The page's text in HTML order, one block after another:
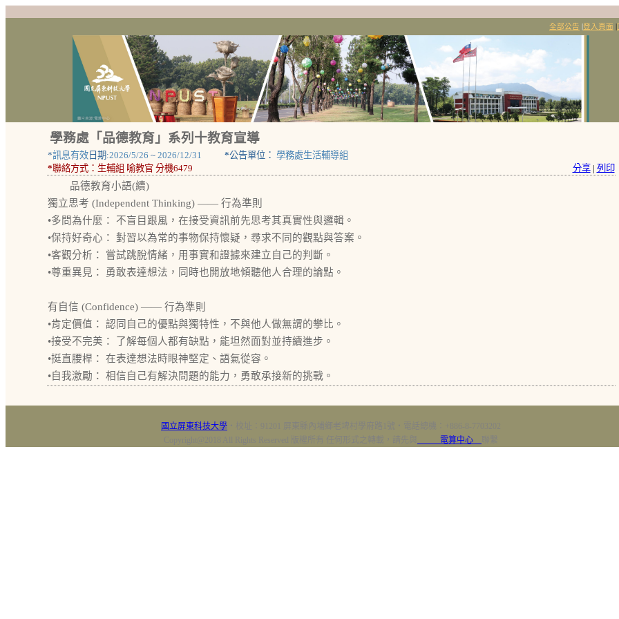
全部公告 登入頁面
學務處「品德教育」系列十教育宣導
*訊息有效日期:2026/5/26 ~ 2026/12/31 *公告單位： 學務處生活輔導組
*聯絡方式： 生輔組 喻教官 分機6479 分享 | 列印
品德教育小語(續)
獨立思考 (Independent Thinking) —— 行為準則
•多問為什麼： 不盲目跟風，在接受資訊前先思考其真實性與邏輯。
•保持好奇心： 對習以為常的事物保持懷疑，尋求不同的觀點與答案。
•客觀分析： 嘗試跳脫情緒，用事實和證據來建立自己的判斷。
•尊重異見： 勇敢表達想法，同時也開放地傾聽他人合理的論點。
有自信 (Confidence) —— 行為準則
•肯定價值： 認同自己的優點與獨特性，不與他人做無謂的攀比。
•接受不完美： 了解每個人都有缺點，能坦然面對並持續進步。
•挺直腰桿： 在表達想法時眼神堅定、語氣從容。
•自我激勵： 相信自己有解決問題的能力，勇敢承接新的挑戰。
國立屏東科技大學
電算中心